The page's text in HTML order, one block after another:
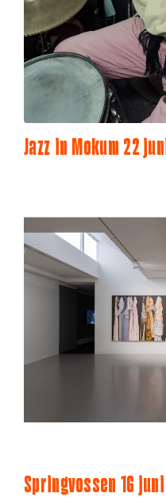
Jazz in Mokum 22
Springvossen 16